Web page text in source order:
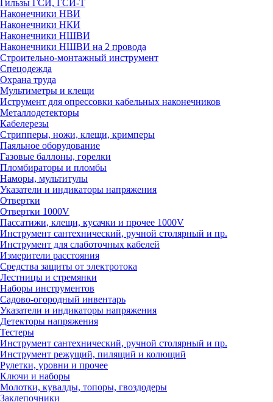
Гильзы ГСИ, ГСИ-Т
Наконечники НВИ
Наконечники НКИ
Наконечники НШВИ
Наконечники НШВИ на 2 провода
Строительно-монтажный инструмент
Спецодежда
Охрана труда
Мультиметры и клещи
Иструмент для опрессовки кабельных наконечников
Металлодетекторы
Кабелерезы
Стрипперы, ножи, клещи, кримперы
Паяльное оборудование
Газовые баллоны, горелки
Пломбираторы и пломбы
Наморы, мультитулы
Указатели и индикаторы напряжения
Отвертки
Отвертки 1000V
Пассатижи, клещи, кусачки и прочее 1000V
Инструмент сантехнический, ручной столярный и пр.
Инструмент для слаботочных кабелей
Измерители расстояния
Средства защиты от электротока
Лестницы и стремянки
Наборы инструментов
Садово-огородный инвентарь
Указатели и индикаторы напряжения
Детекторы напряжения
Тестеры
Инструмент сантехнический, ручной столярный и пр.
Инструмент режущий, пилящий и колющий
Рулетки, уровни и прочее
Ключи и наборы
Молотки, кувалды, топоры, гвоздодеры
Заклепочники